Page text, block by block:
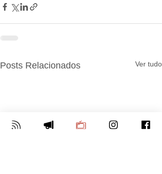
Posts Relacionados Ver tudo